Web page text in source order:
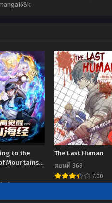
to the
Mountains
at the
The Last Human
ตอนที่ 369
7.00